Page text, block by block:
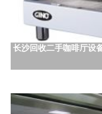
长沙回收二手咖啡厅设